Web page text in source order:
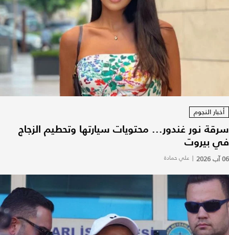
أخبار النجوم
سرقة نور غندور... محتويات سيارتها وتحطيم الزجاج
في بيروت
06 آب 2026 | علي حمادة